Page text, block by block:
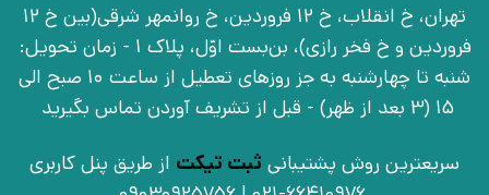
تهران، خ انقلاب، خ 12 فروردین، خ روانمهر شرقی(بین خ 12
فروردین و خ فخر رازی)، بن‌بست اوّل، پلاک 1 - زمان تحویل:
شنبه تا چهارشنبه به جز روزهای تعطیل از ساعت 10 صبح الی
15 (3 بعد از ظهر) - قبل از تشریف آوردن تماس بگیرید
سریعترین روش پشتیبانی ثبت تیکت از طریق پنل کاربری